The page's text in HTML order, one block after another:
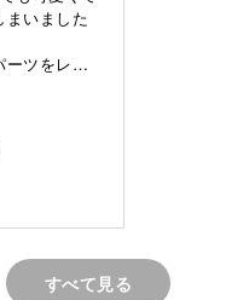
サリーは日常使いしやすく
もフィットします。
らせた小さなアートのよう
に作ってみませんか？
まいました
ーツをレジ
する前に
うのに
とても楽
すべて見る